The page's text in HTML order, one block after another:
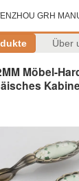
GRH
Über
Möbel-